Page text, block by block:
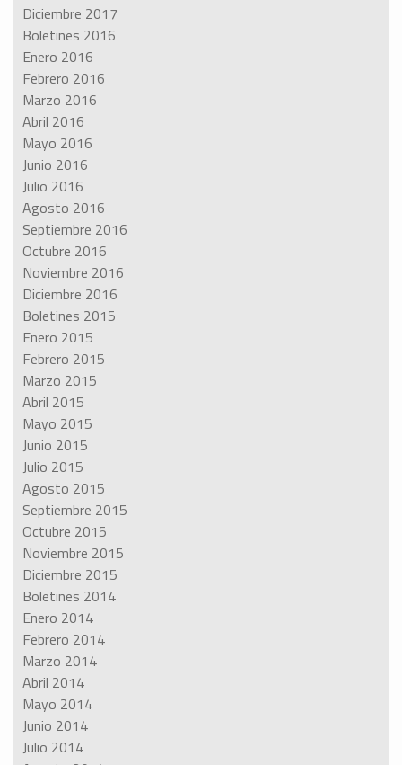
Diciembre 2017
Boletines 2016
Enero 2016
Febrero 2016
Marzo 2016
Abril 2016
Mayo 2016
Junio 2016
Julio 2016
Agosto 2016
Septiembre 2016
Octubre 2016
Noviembre 2016
Diciembre 2016
Boletines 2015
Enero 2015
Febrero 2015
Marzo 2015
Abril 2015
Mayo 2015
Junio 2015
Julio 2015
Agosto 2015
Septiembre 2015
Octubre 2015
Noviembre 2015
Diciembre 2015
Boletines 2014
Enero 2014
Febrero 2014
Marzo 2014
Abril 2014
Mayo 2014
Junio 2014
Julio 2014